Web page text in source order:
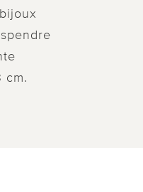
cm.